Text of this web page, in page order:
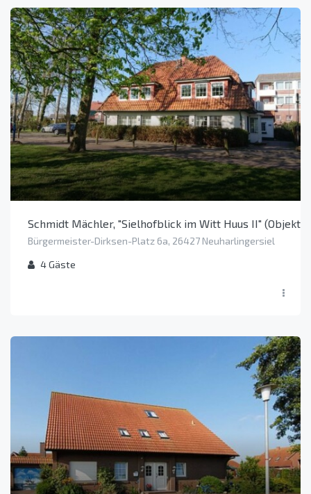
Schmidt Mächler, "Sielhofblick im Witt Huus II" (Objekt
Bürgermeister-Dirksen-Platz 6a, 26427 Neuharlingersiel
4Gäste